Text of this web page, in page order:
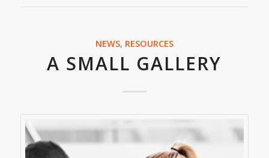
NEWS, RESOURCES
A SMALL GALLERY